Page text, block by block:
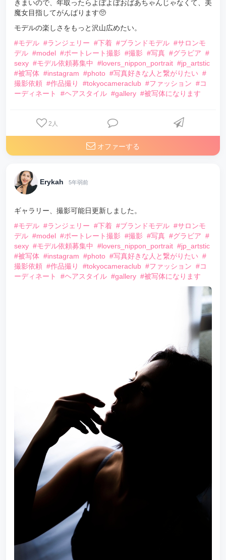
きまいので、年取ったらよぼよぼおばあちゃんじゃなくて、美
魔女目指してがんばります🥺
モデルの楽しさをもっと沢山広めたい。
#モデル #ランジェリー #下着 #ブランドモデル #サロンモ
デル #model #ポートレート撮影 #撮影 #写真 #グラビア #
sexy #モデル依頼募集中 #lovers_nippon_portrait #jp_artstic
#被写体 #instagram #photo #写真好きな人と繋がりたい #
撮影依頼 #作品撮り #tokyocameraclub #ファッション #コ
ーディネート
#ヘアスタイル #gallery #被写体になります
2 人
オファーする
Erykah 5年弱前
ギャラリー、撮影可能日更新しました。
#モデル #ランジェリー #下着 #ブランドモデル #サロンモ
デル #model #ポートレート撮影 #撮影 #写真 #グラビア #
sexy #モデル依頼募集中 #lovers_nippon_portrait #jp_artstic
#被写体 #instagram #photo #写真好きな人と繋がりたい #
撮影依頼 #作品撮り #tokyocameraclub #ファッション #コ
ーディネート
#ヘアスタイル #gallery #被写体になります